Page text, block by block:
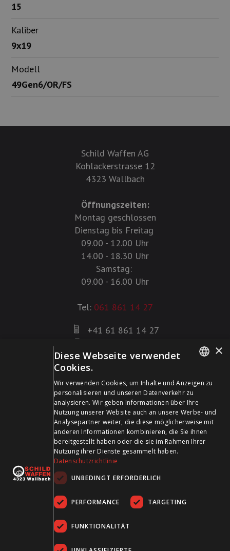
15
Kaliber
9x19
Modell
49Gen6/OR/FS
Schild Waffen AG
Kohlackerstrasse 12
4323 Wallbach
Öffnungszeiten:
Montag geschlossen
Dienstag bis Freitag
09.00 - 12.00 Uhr
14.00 - 18.30 Uhr
Samstag:
09.00 - 16.00 Uhr
Tel: 061 861 14 27
+41 61 861 14 27
info@schildwaffen.ch
Zahlungsmittel
Besuchen Sie uns in den Sozialen Medien und bleiben Sie
auf dem Laufenden!
FRENCH
×
Diese Webseite verwendet
Cookies.
Wir verwenden Cookies, um Inhalte und Anzeigen zu
personalisieren und unseren Datenverkehr zu
analysieren. Wir geben Informationen über Ihre
Nutzung unserer Website auch an unsere Werbe- und
Analysepartner weiter, die diese möglicherweise mit
anderen Informationen kombinieren, die Sie ihnen
bereitgestellt haben oder die sie im Rahmen Ihrer
Nutzung ihrer Dienste gesammelt haben.
Datenschutzrichtlinie
UNBEDINGT ERFORDERLICH
PERFORMANCE TARGETING
FUNKTIONALITÄT